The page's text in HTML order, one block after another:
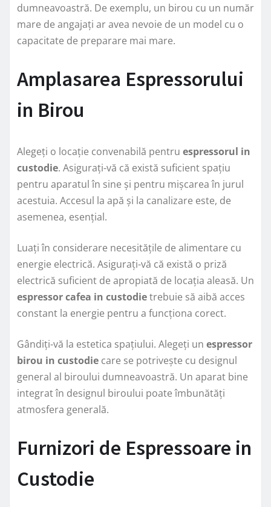
dumneavoastră. De exemplu, un birou cu un număr
mare de angajați ar avea nevoie de un model cu o
capacitate de preparare mai mare.
Amplasarea Espressorului
in Birou
Alegeți o locație convenabilă pentru espressorul in
custodie. Asigurați-vă că există suficient spațiu
pentru aparatul în sine și pentru mișcarea în jurul
acestuia. Accesul la apă și la canalizare este, de
asemenea, esențial.
Luați în considerare necesitățile de alimentare cu
energie electrică. Asigurați-vă că există o priză
electrică suficient de apropiată de locația aleasă. Un
espressor cafea in custodietrebuie să aibă acces
constant la energie pentru a funcționa corect.
Gândiți-vă la estetica spațiului. Alegeți un espressor
birou in custodie care se potrivește cu designul
general al biroului dumneavoastră. Un aparat bine
integrat în designul biroului poate îmbunătăți
atmosfera generală.
Furnizori de Espressoare in
Custodie